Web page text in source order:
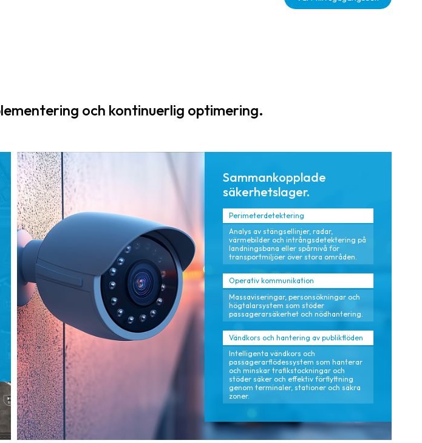
situationsmedve
tenheten.
automatisering
och kontinuerlig optimering.
Sammankopplade
säkerhetslager.
Perimeterdetektering
Analys av stängsellinjer, radar,
värmebilder och intrångsdetektering på
landningsbana eller spårnivå för
transportmiljöer över stora områden.
Operativ kommunikation
Massaviseringar, personsökningar och
högtalarsystem som stöder
passagerarsäkerhet och nödhantering.
Vändkors och hantering av publikflöden
Intelligenta vändkors och
passagerarflödessystem som hanterar
och minskar trafikstockningar och
stöder säker och effektiv förflyttning
genom terminaler, stationer och säkra
zoner.